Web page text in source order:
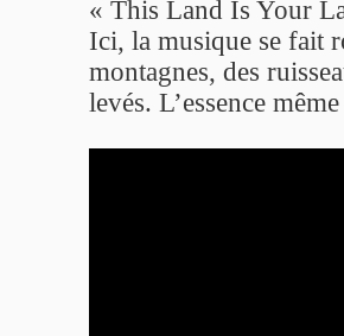
« This Land Is Your
Ici, la musique se fait
montagnes, des
levés. L’essence